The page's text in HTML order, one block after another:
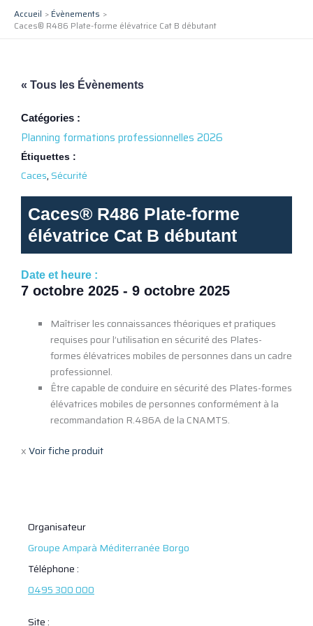
Accueil
Évènements
Caces® R486 Plate-forme élévatrice Cat B débutant
« Tous les Évènements
Catégories :
Planning formations professionnelles 2026
Étiquettes :
Caces,Sécurité
Caces® R486 Plate-forme
élévatrice Cat B débutant
Date et heure :
7 octobre 2025 - 9 octobre 2025
Maîtriser les connaissances théoriques et pratiques
requises pour l’utilisation en sécurité des Plates-
formes élévatrices mobiles de personnes dans un cadre
professionnel.
Être capable de conduire en sécurité des Plates-formes
élévatrices mobiles de personnes conformément à la
recommandation R.486A de la CNAMTS.
xVoir fiche produit
Organisateur
Groupe Amparà Méditerranée Borgo
Téléphone :
0495 300 000
Site :